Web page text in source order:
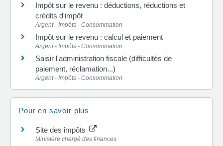
Impôt sur le revenu : déductions, réductions et
crédits d'impôt
Argent - Impôts - Consommation
Impôt sur le revenu : calcul et paiement
Argent - Impôts - Consommation
Saisir l'administration fiscale (difficultés de
paiement, réclamation...)
Argent - Impôts - Consommation
Pour en savoir plus
Site des impôts
Ministère chargé des finances